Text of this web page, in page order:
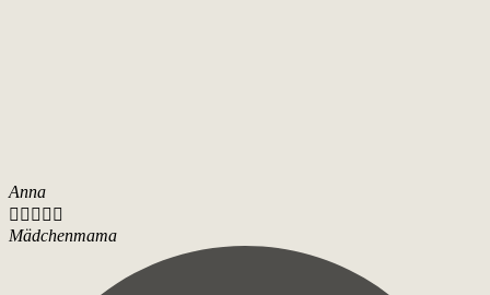
Anna
    
Mädchenmama